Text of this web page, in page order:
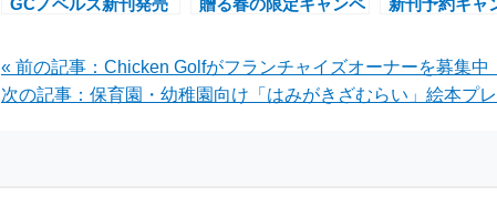
も
ア開催
« 前の記事：Chicken Golfがフランチャイズオーナーを募集
次の記事：保育園・幼稚園向け「はみがきざむらい」絵本プ